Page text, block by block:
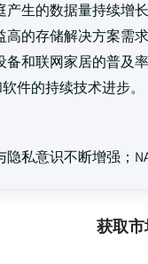
生的数据量持续增长
的存储解决方案需求
备和联网家居的普及率
件的持续技术进步。
私意识不断增强；
获取